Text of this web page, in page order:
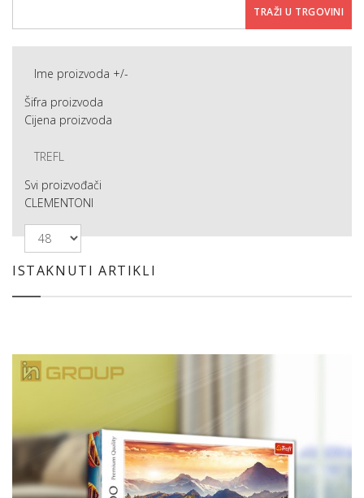
Ime proizvoda +/-
Šifra proizvoda
Cijena proizvoda
TREFL
Svi proizvođači
CLEMENTONI
ISTAKNUTI ARTIKLI